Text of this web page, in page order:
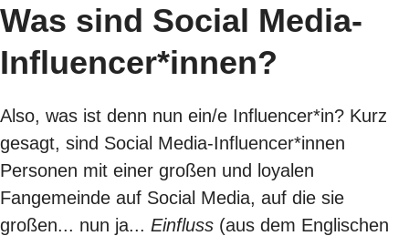
Was sind Social Media-
Influencer*innen?
Also, was ist denn nun ein/e Influencer*in? Kurz
gesagt, sind Social Media-Influencer*innen
Personen mit einer großen und loyalen
Fangemeinde auf Social Media, auf die sie
großen... nun ja... Einfluss (aus dem Englischen